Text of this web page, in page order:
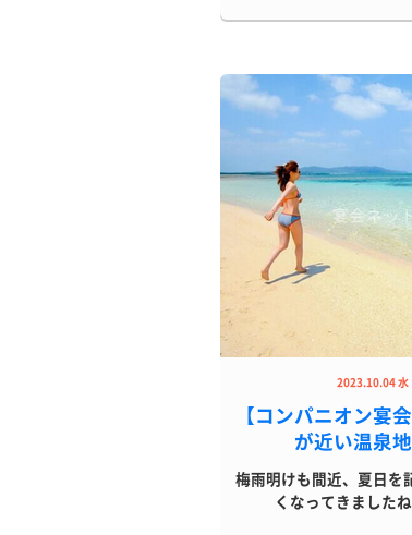
2023.10.04 水
【コンパニオン宴
が近い温泉
梅雨明けも間近、夏日を
くなってきました